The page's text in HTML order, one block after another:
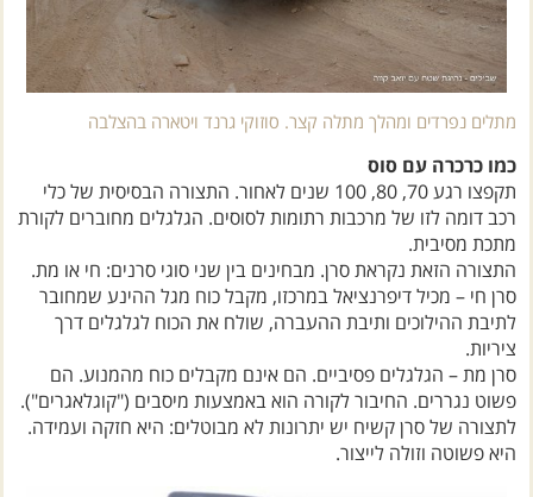
מתלים נפרדים ומהלך מתלה קצר. סוזוקי גרנד ויטארה בהצלבה
כמו כרכרה עם סוס
תקפצו רגע 70, 80, 100 שנים לאחור. התצורה הבסיסית של כלי
רכב דומה לזו של מרכבות רתומות לסוסים. הגלגלים מחוברים לקורת
מתכת מסיבית.
התצורה הזאת נקראת סרן. מבחינים בין שני סוגי סרנים: חי או מת.
סרן חי – מכיל דיפרנציאל במרכזו, מקבל כוח מגל ההינע שמחובר
לתיבת ההילוכים ותיבת ההעברה, שולח את הכוח לגלגלים דרך
ציריות.
סרן מת – הגלגלים פסיביים. הם אינם מקבלים כוח מהמנוע. הם
פשוט נגררים. החיבור לקורה הוא באמצעות מיסבים ("קוגלאגרים").
לתצורה של סרן קשיח יש יתרונות לא מבוטלים: היא חזקה ועמידה.
היא פשוטה וזולה לייצור.